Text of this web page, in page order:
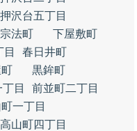
押沢台五丁目
宗法町
下屋敷町
春日井町
黒鉾町
目
前並町二丁目
一丁目
高山町四丁目